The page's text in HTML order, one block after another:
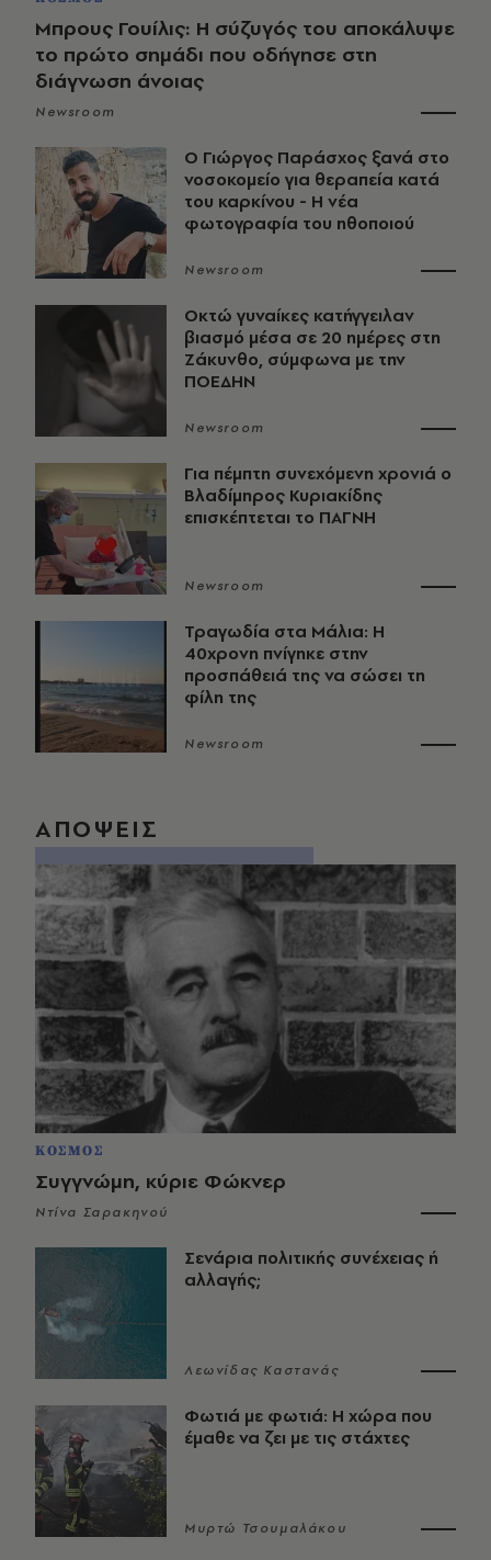
Μπρους Γουίλις: Η σύζυγός του αποκάλυψε
το πρώτο σημάδι που οδήγησε στη
διάγνωση άνοιας
Newsroom
O Γιώργος Παράσχος ξανά στο
νοσοκομείο για θεραπεία κατά
του καρκίνου - Η νέα
φωτογραφία του ηθοποιού
Newsroom
Οκτώ γυναίκες κατήγγειλαν
βιασμό μέσα σε 20 ημέρες στη
Ζάκυνθο, σύμφωνα με την
ΠΟΕΔΗΝ
Newsroom
Για πέμπτη συνεχόμενη χρονιά ο
Βλαδίμηρος Κυριακίδης
επισκέπτεται το ΠΑΓΝΗ
Newsroom
Τραγωδία στα Μάλια: Η
40χρονη πνίγηκε στην
προσπάθειά της να σώσει τη
φίλη της
Newsroom
ΑΠΟΨΕΙΣ
ΚΟΣΜΟΣ
Συγγνώμη, κύριε Φώκνερ
Ντίνα Σαρακηνού
Σενάρια πολιτικής συνέχειας ή
αλλαγής;
Λεωνίδας Καστανάς
Φωτιά με φωτιά: Η χώρα που
έμαθε να ζει με τις στάχτες
Μυρτώ Τσουμαλάκου